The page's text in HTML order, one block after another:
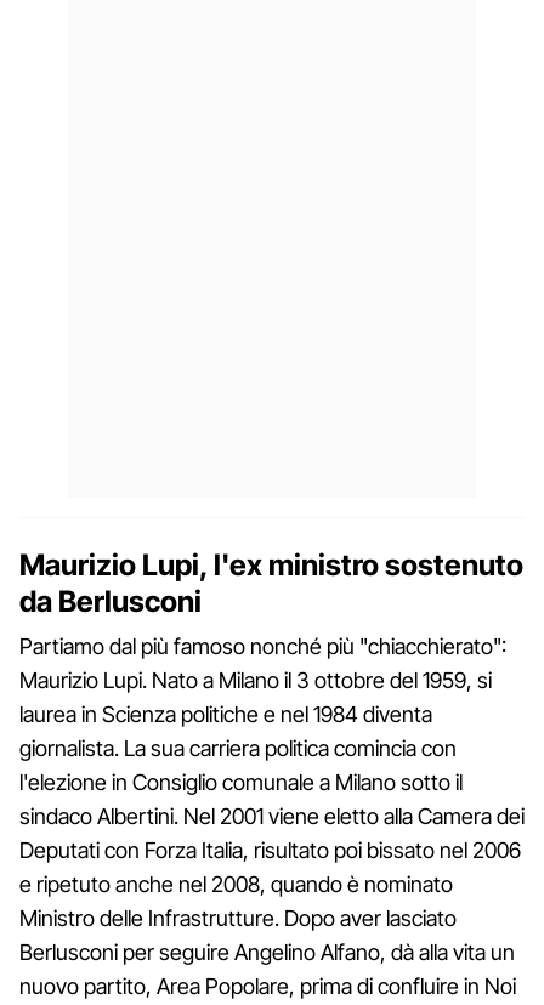
Maurizio Lupi, l'ex ministro sostenuto
da Berlusconi
Partiamo dal più famoso nonché più "chiacchierato":
Maurizio Lupi. Nato a Milano il 3 ottobre del 1959, si
laurea in Scienza politiche e nel 1984 diventa
giornalista. La sua carriera politica comincia con
l'elezione in Consiglio comunale a Milano sotto il
sindaco Albertini. Nel 2001 viene eletto alla Camera dei
Deputati con Forza Italia, risultato poi bissato nel 2006
e ripetuto anche nel 2008, quando è nominato
Ministro delle Infrastrutture. Dopo aver lasciato
Berlusconi per seguire Angelino Alfano, dà alla vita un
nuovo partito, Area Popolare, prima di confluire in Noi